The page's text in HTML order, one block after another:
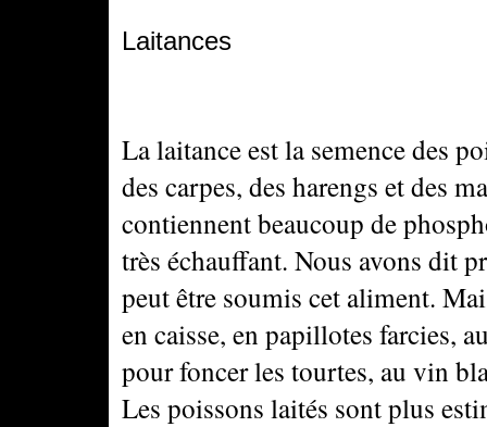
Laitances
La laitance est la semence des
des carpes, des harengs et des
contiennent beaucoup de
très échauffant. Nous avons dit
peut être soumis cet aliment.
en caisse, en papillotes farcies,
pour foncer les tourtes, au vin
Les poissons laités sont plus